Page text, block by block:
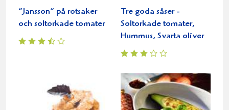
”Jansson” på rotsaker
och soltorkade tomater
Tre goda såser -
Soltorkade tomater,
Hummus, Svarta oliver